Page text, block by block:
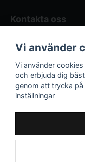
Kontakta oss
Butikens öppettider
Kontakta oss
Följ oss på
medier!
Vi använder
Vi använder
och erbjuda dig
genom att trycka på
inställningar